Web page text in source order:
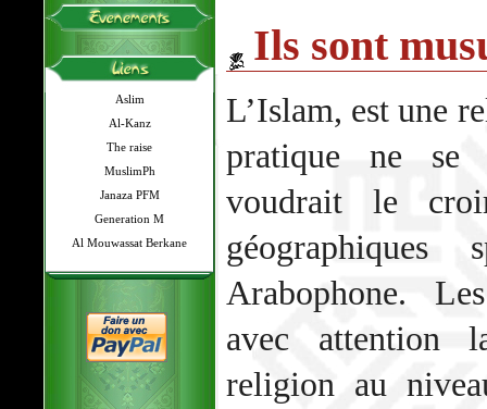
Aslim
Al-Kanz
The raise
MuslimPh
Janaza PFM
Generation M
Al Mouwassat Berkane
Ils sont
L’Islam, est une
pratique ne se
voudrait le
géographiques
Arabophone.
avec attention
religion au